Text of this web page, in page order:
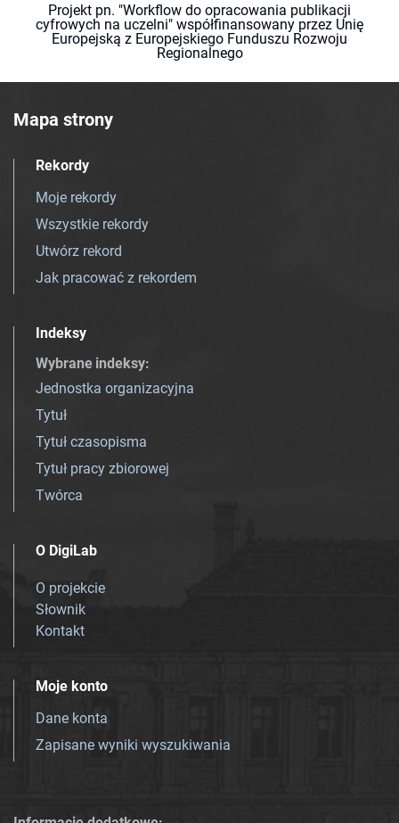
Projekt pn. "Workflow do opracowania publikacji
cyfrowych na uczelni" współfinansowany przez Unię
Europejską z Europejskiego Funduszu Rozwoju
Regionalnego
Mapa strony
Rekordy
Moje rekordy
Wszystkie rekordy
Utwórz rekord
Jak pracować z rekordem
Indeksy
Wybrane indeksy:
Jednostka organizacyjna
Tytuł
Tytuł czasopisma
Tytuł pracy zbiorowej
Twórca
O DigiLab
O projekcie
Słownik
Kontakt
Moje konto
Dane konta
Zapisane wyniki wyszukiwania